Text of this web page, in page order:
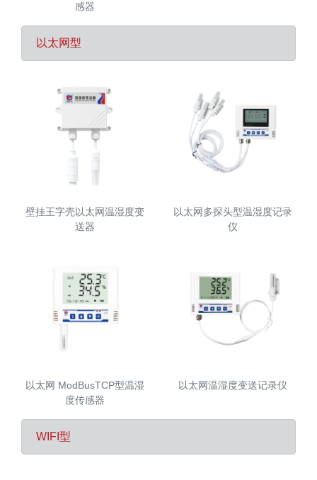
感器
以太网型
壁挂王字壳以太网温湿度变
送器
以太网多探头型温湿度记录
仪
以太网 ModBusTCP型温湿
度传感器
以太网温湿度变送记录仪
WIFI型